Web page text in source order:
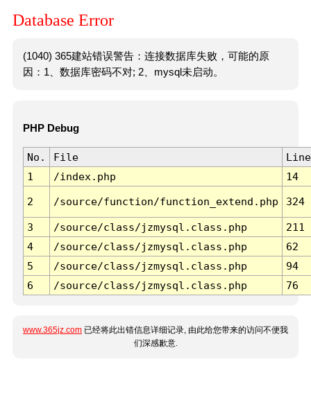
Database Error
(1040) 365建站错误警告：连接数据库失败，可能的原
因：1、数据库密码不对; 2、mysql未启动。
PHP Debug
No. File
Line
1
/index.php 14
2 /source/function/function_extend.php 324
3 /source/class/jzmysql.class.php
211
4
/source/class/jzmysql.class.php
62
5
/source/class/jzmysql.class.php
94
6
/source/class/jzmysql.class.php 76
www.365jz.com 已经将此出错信息详细记录, 由此给您带来的访问不便我
们深感歉意.